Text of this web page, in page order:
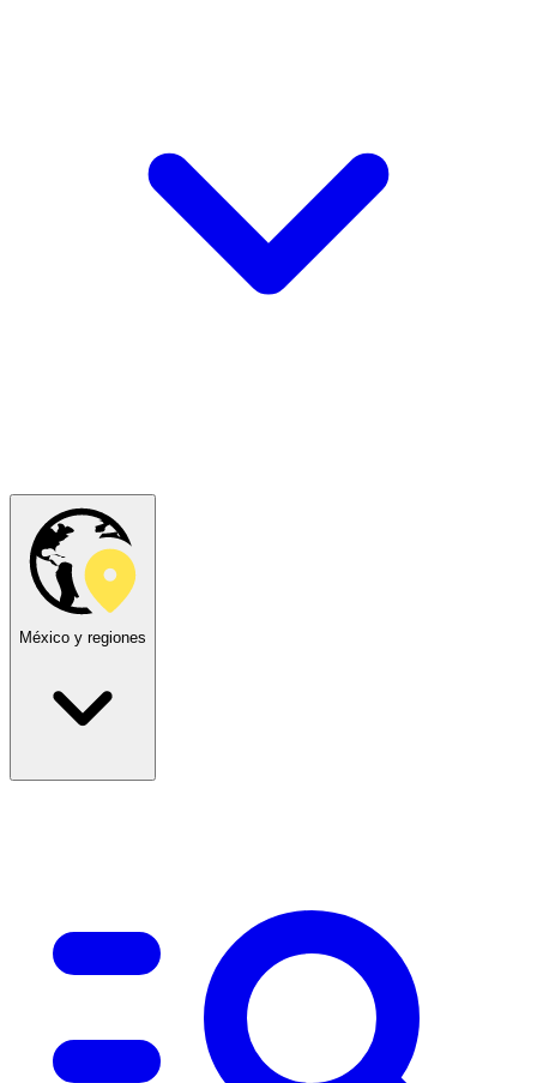
México y regiones